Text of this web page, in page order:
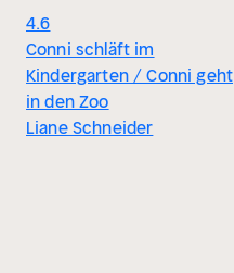
4.6
Conni schläft im
Kindergarten / Conni geht
in den Zoo
Liane Schneider